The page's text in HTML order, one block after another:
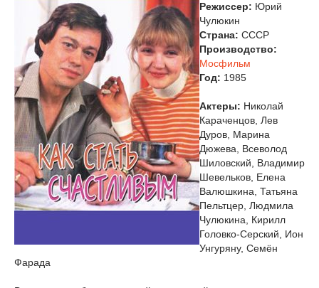
Режиссер: Юрий
Чулюкин
Страна: СССР
Производство:
Мосфильм
Год: 1985
Актеры: Николай
Караченцов, Лев
Дуров, Марина
Дюжева, Всеволод
Шиловский, Владимир
Шевельков, Елена
Валюшкина, Татьяна
Пельтцер, Людмила
Чулюкина, Кирилл
Головко-Серский, Ион
Унгуряну, Семён
Фарада